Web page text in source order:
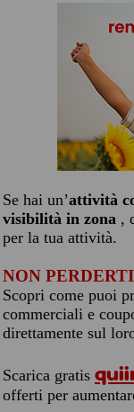
Se hai un’attività
visibilità in zona ,
per la tua attività.
NON
Scopri come puoi
commerciali e
direttamente sul
Scarica gratis
offerti per